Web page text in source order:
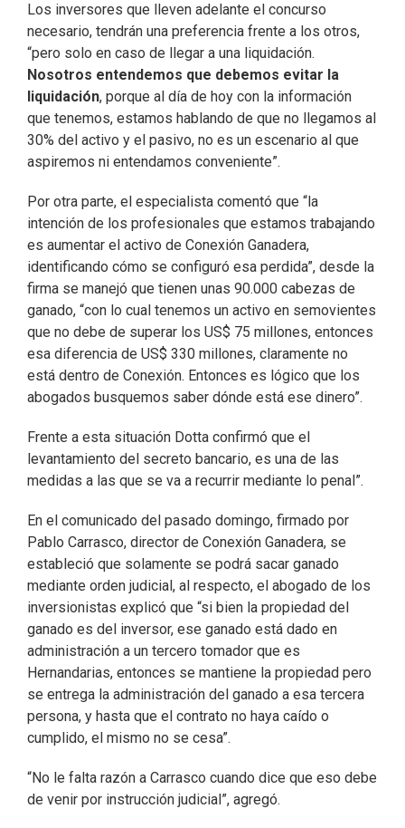
Los inversores que lleven adelante el concurso
necesario, tendrán una preferencia frente a los otros,
“pero solo en caso de llegar a una liquidación.
Nosotros entendemos que debemos evitar la
liquidación, porque al día de hoy con la información
que tenemos, estamos hablando de que no llegamos al
30% del activo y el pasivo, no es un escenario al que
aspiremos ni entendamos conveniente”.
Por otra parte, el especialista comentó que “la
intención de los profesionales que estamos trabajando
es aumentar el activo de Conexión Ganadera,
identificando cómo se configuró esa perdida”, desde la
firma se manejó que tienen unas 90.000 cabezas de
ganado, “con lo cual tenemos un activo en semovientes
que no debe de superar los US$ 75 millones, entonces
esa diferencia de US$ 330 millones, claramente no
está dentro de Conexión. Entonces es lógico que los
abogados busquemos saber dónde está ese dinero”.
Frente a esta situación Dotta confirmó que el
levantamiento del secreto bancario, es una de las
medidas a las que se va a recurrir mediante lo penal”.
En el comunicado del pasado domingo, firmado por
Pablo Carrasco, director de Conexión Ganadera, se
estableció que solamente se podrá sacar ganado
mediante orden judicial, al respecto, el abogado de los
inversionistas explicó que “si bien la propiedad del
ganado es del inversor, ese ganado está dado en
administración a un tercero tomador que es
Hernandarias, entonces se mantiene la propiedad pero
se entrega la administración del ganado a esa tercera
persona, y hasta que el contrato no haya caído o
cumplido, el mismo no se cesa”.
“No le falta razón a Carrasco cuando dice que eso debe
de venir por instrucción judicial”, agregó.